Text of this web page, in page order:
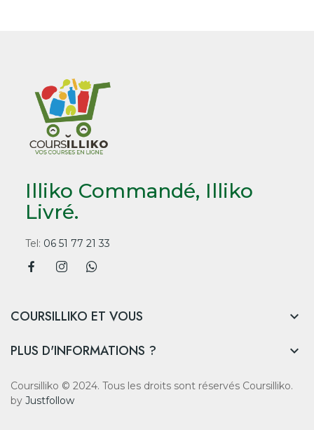
Illiko Commandé, Illiko
Livré.
Tel: 06 51 77 21 33
COURSILLIKO ET VOUS 
PLUS D'INFORMATIONS ? 
Coursilliko © 2024. Tous les droits sont réservés Coursilliko.
by Justfollow